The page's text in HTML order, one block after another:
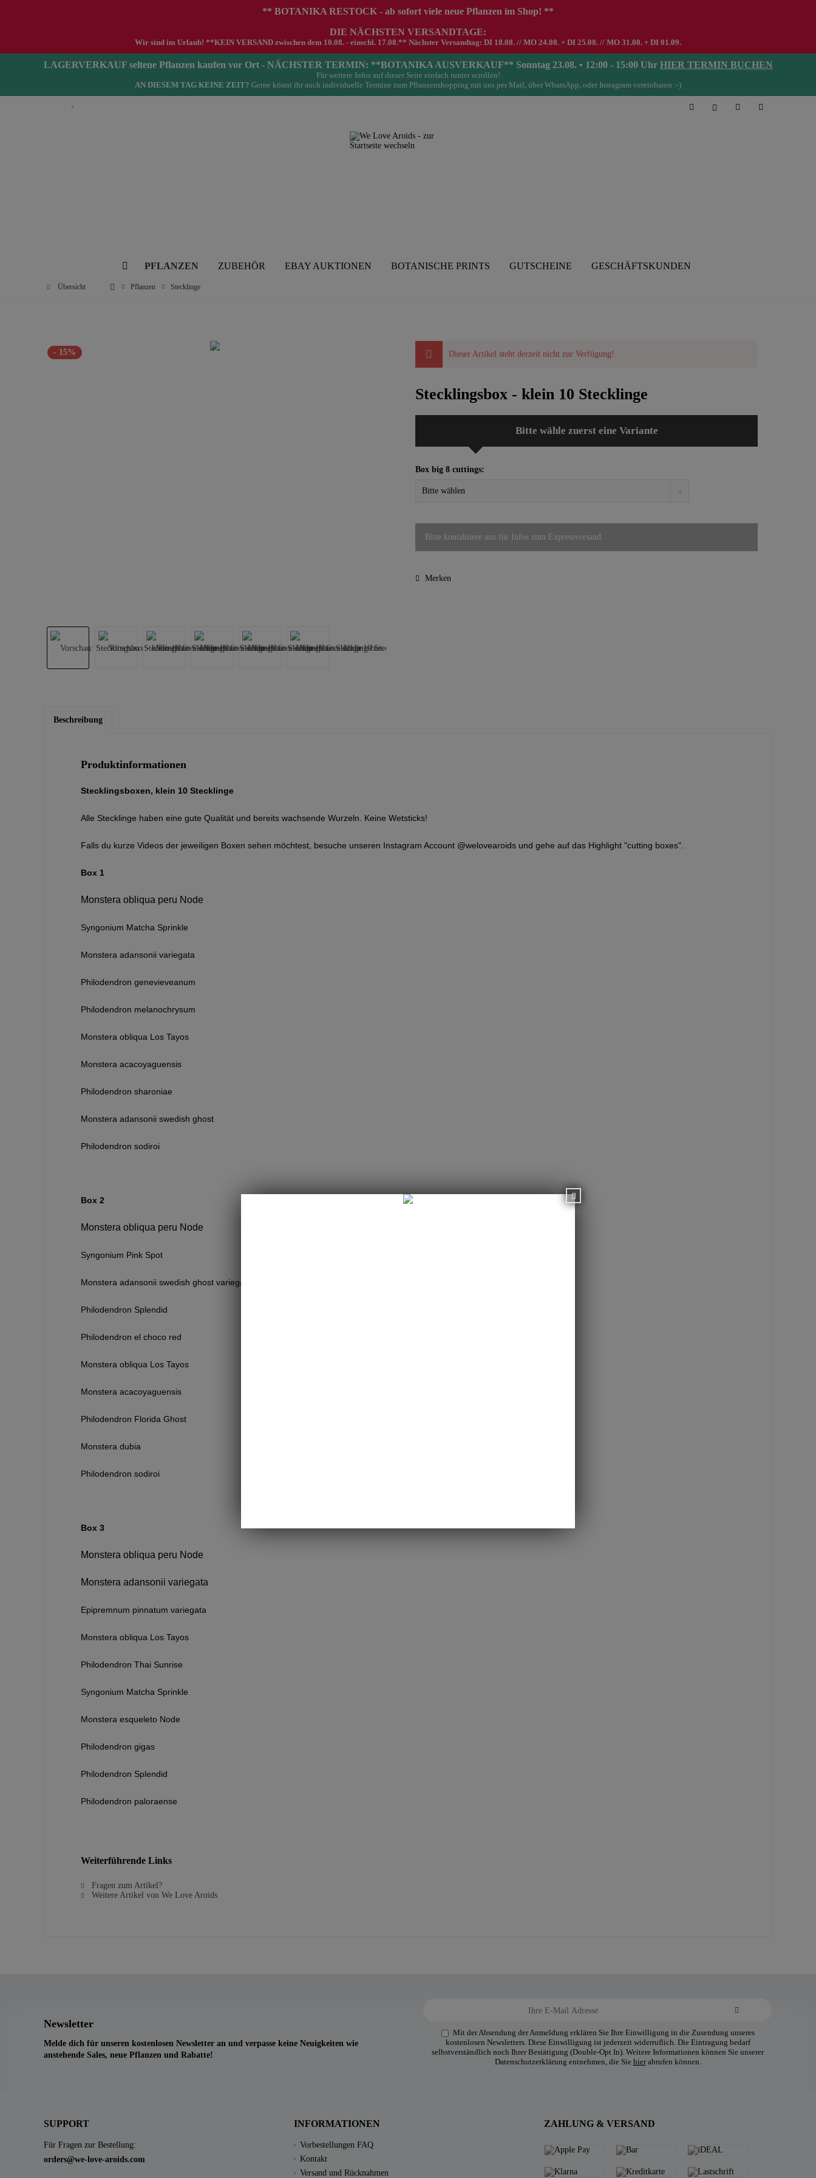
** BOTANIKA RESTOCK - ab sofort viele neue Pflanzen im Shop! **
DIE NÄCHSTEN VERSANDTAGE:
Wir sind im Urlaub! **KEIN VERSAND zwischen dem 10.08. - einschl. 17.08.** Nächster Versandtag: DI 18.08. // MO 24.08. + DI 25.08. // MO 31.08. + DI 01.09.
LAGERVERKAUF seltene Pflanzen kaufen vor Ort - NÄCHSTER TERMIN: **BOTANIKA AUSVERKAUF** Sonntag 23.08. • 12:00 - 15:00 Uhr HIER TERMIN BUCHEN
Für weitere Infos auf dieser Seite einfach runter scrollen!
AN DIESEM TAG KEINE ZEIT? Gerne könnt ihr auch individuelle Termine zum Pflanzenshopping mit uns per Mail, über WhatsApp, oder Instagram vereinbaren :-)
PFLANZEN ZUBEHÖR EBAY AUKTIONEN BOTANISCHE PRINTS GUTSCHEINE GESCHÄFTSKUNDEN
Übersicht Pflanzen Stecklinge
- 15% Dieser Artikel steht derzeit nicht zur Verfügung!
Stecklingsbox - klein 10 Stecklinge
Bitte wähle zuerst eine Variante
Box big 8 cuttings:
Bitte kontaktiere uns für Infos zum Expressversand.
Merken
Beschreibung
Produktinformationen
Stecklingsboxen, klein 10 Stecklinge
Alle Stecklinge haben eine gute Qualität und bereits wachsende Wurzeln. Keine Wetsticks!
Falls du kurze Videos der jeweiligen Boxen sehen möchtest, besuche unseren Instagram Account @welovearoids und gehe auf das Highlight "cutting boxes".
Box 1
Monstera obliqua peru Node
Syngonium Matcha Sprinkle
Monstera adansonii variegata
Philodendron genevieveanum
Philodendron melanochrysum
Monstera obliqua Los Tayos
Monstera acacoyaguensis
Philodendron sharoniae
Monstera adansonii swedish ghost
Philodendron sodiroi
Box 2
Monstera obliqua peru Node
Syngonium Pink Spot
Monstera adansonii swedish ghost variegata
Philodendron Splendid
Philodendron el choco red
Monstera obliqua Los Tayos
Monstera acacoyaguensis
Philodendron Florida Ghost
Monstera dubia
Philodendron sodiroi
Box 3
Monstera obliqua peru Node
Monstera adansonii variegata
Epipremnum pinnatum variegata
Monstera obliqua Los Tayos
Philodendron Thai Sunrise
Syngonium Matcha Sprinkle
Monstera esqueleto Node
Philodendron gigas
Philodendron Splendid
Philodendron paloraense
Weiterführende Links
Fragen zum Artikel?
Weitere Artikel von We Love Aroids
Newsletter
Melde dich für unseren kostenlosen Newsletter an und verpasse keine Neuigkeiten wie
anstehende Sales, neue Pflanzen und Rabatte!
Mit der Absendung der Anmeldung erklären Sie Ihre Einwilligung in die Zusendung unseres
kostenlosen Newsletters. Diese Einwilligung ist jederzeit widerruflich. Die Eintragung bedarf
selbstverständlich noch Ihrer Bestätigung (Double-Opt In). Weitere Informationen können Sie unserer
Datenschutzerklärung entnehmen, die Sie hierabrufen können.
SUPPORT
Für Fragen zur Bestellung:
orders@we-love-aroids.com
INFORMATIONEN
Vorbestellungen FAQ
Kontakt
Versand und Rücknahmen
ZAHLUNG & VERSAND